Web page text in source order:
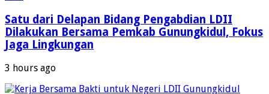
Satu dari Delapan Bidang Pengabdian LDII
Dilakukan Bersama Pemkab Gunungkidul, Fokus
Jaga Lingkungan
3 hours ago